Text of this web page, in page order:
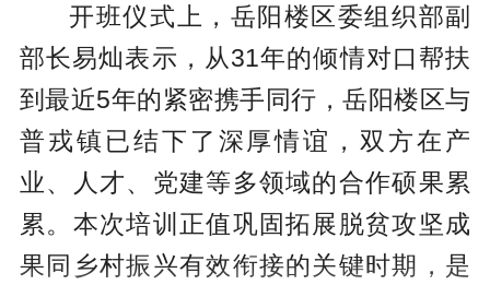
开班仪式上，岳阳楼区委组织部副
部长易灿表示，从31年的倾情对口帮扶
到最近5年的紧密携手同行，岳阳楼区与
普戎镇已结下了深厚情谊，双方在产
业、人才、党建等多领域的合作硕果累
累。本次培训正值巩固拓展脱贫攻坚成
果同乡村振兴有效衔接的关键时期，是